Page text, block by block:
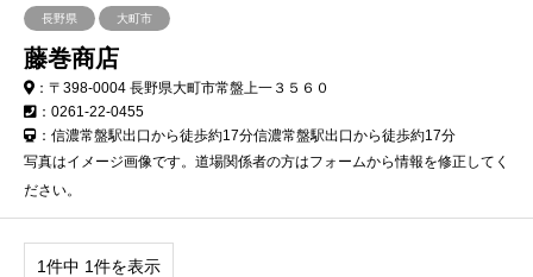
長野県 大町市
藤巻商店
：〒398-0004 長野県大町市常盤上一３５６０
：0261-22-0455
：信濃常盤駅出口から徒歩約17分信濃常盤駅出口から徒歩約17分
写真はイメージ画像です。道場関係者の方はフォームから情報を修正してく
ださい。
1件中 1件を表示